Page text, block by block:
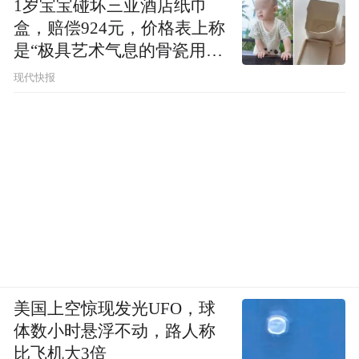
by the user of Dafeng Hao, which is a social media
platform and merely provides information storage
space services.”
1岁宝宝碰坏三亚酒店纸巾
盒，赔偿924元，价格表上称
是“极具艺术气息的骨瓷用
品”
现代快报
美国上空惊现发光UFO，球
体数小时悬浮不动，路人称
比飞机大3倍